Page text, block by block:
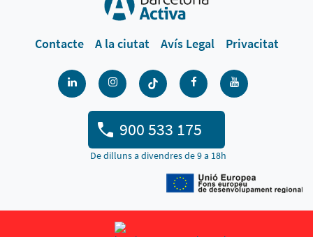
Contacte A la ciutat Avís Legal Privacitat
900 533 175
De dilluns a divendres de 9 a 18h